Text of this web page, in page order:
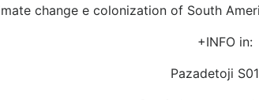
change e colonization of South
+INFO in:
Pazadetoji